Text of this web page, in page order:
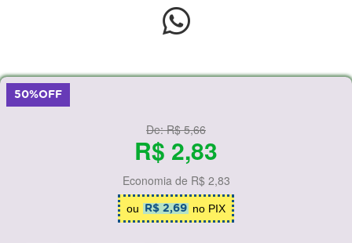
50%OFF
De:R$ 5,66
R$ 2,83
Economia de R$ 2,83
ou R$ 2,69 no PIX